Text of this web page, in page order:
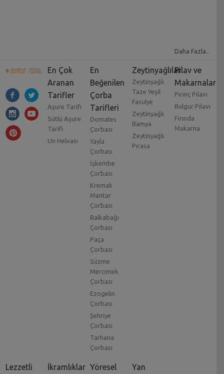
Daha Fazla..
En Çok
Aranan
Tarifler
Aşure Tarifi
Sütlü Aşure
Tarifi
Un Helvası
En
Beğenilen
Çorba
Tarifleri
Domates
Çorbası
Yayla
Çorbası
İşkembe
Çorbası
Kremalı
Mantar
Çorbası
Balkabağı
Çorbası
Paça
Çorbası
Süzme
Mercimek
Çorbası
Ezogelin
Çorbası
Şehriye
Çorbası
Tarhana
Çorbası
Zeytinyağlılar
Zeytinyağlı
Taze Yeşil
Fasulye
Zeytinyağlı
Bamya
Zeytinyağlı
Pırasa
Pilav ve
Makarnalar
Pirinç Pilavı
Bulgur Pilavı
Fırında
Makarna
Lezzetli
İkramlıklar Yöresel
Yan